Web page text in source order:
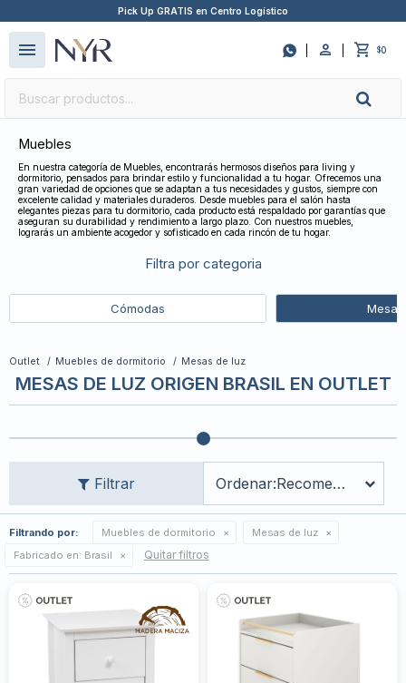
Pick Up GRATIS en Centro Logístico
 $0
menu
Muebles
En nuestra categoría de Muebles, encontrarás hermosos diseños para living y
dormitorio, pensados para brindar estilo y funcionalidad a tu hogar. Ofrecemos una
gran variedad de opciones que se adaptan a tus necesidades y gustos, siempre con
excelente calidad y materiales duraderos. Desde muebles para el salón hasta
elegantes piezas para tu dormitorio, cada producto está respaldado por garantías que
aseguran su durabilidad y rendimiento a largo plazo. Con nuestros muebles,
lograrás un ambiente acogedor y sofisticado en cada rincón de tu hogar.
Filtra por categoria
Cómodas
Outlet Muebles de dormitorio Mesas de luz
MESAS DE LUZ ORIGEN BRASIL EN OUTLET
Recomendados
Filtrando por: Muebles de dormitorio
Mesas de luz
Fabricado en: Brasil Quitar filtros
close